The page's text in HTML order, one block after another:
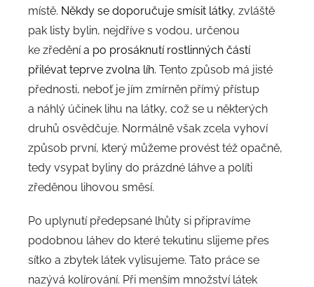
místě. Někdy se doporučuje smísit látky, zvláště
pak listy bylin, nejdříve s vodou, určenou
ke zředěnía po prosáknutí rostlinných částí
přilévat teprve zvolna líh. Tento způsob má jisté
přednosti, neboť je jím zmírněn přímý přístup
a náhlý účinek lihu na látky, což se u některých
druhů osvědčuje. Normálně však zcela vyhoví
způsob první, který můžeme provést též opačně,
tedy vsypat byliny do prázdné láhve a políti
zředěnou lihovou směsí.
Po uplynutí předepsané lhůty si připravíme
podobnou láhev do které tekutinu slijeme přes
sítko a zbytek látek vylisujeme. Tato práce se
nazývá kolírování. Při menším množství látek